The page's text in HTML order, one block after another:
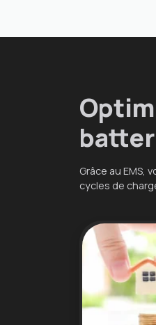
Grâce au
cycles de